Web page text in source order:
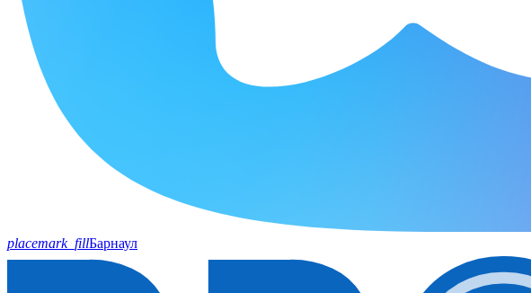
placemark_fillБарнаул